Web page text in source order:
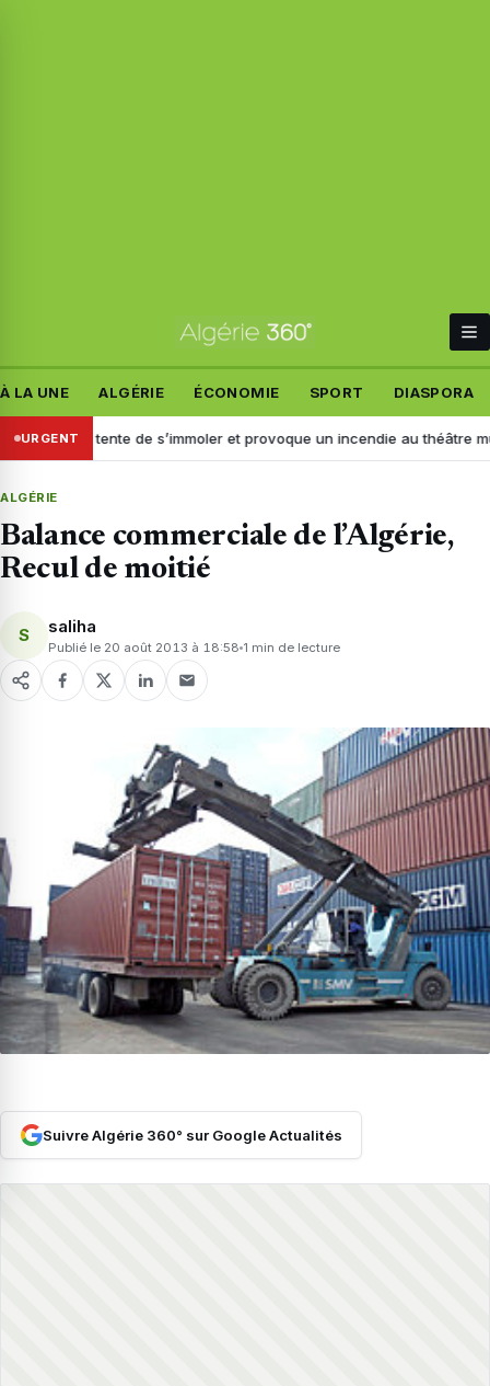
À LA UNE ALGÉRIE ÉCONOMIE SPORT DIASPORA
URGENTIl tente de s’immoler et provoque un incendie au théâtre
ALGÉRIE
Balance commerciale de l’Algérie,
Recul de moitié
S saliha
Publié le 20 août 2013 à 18:58 1 min de lecture
Suivre Algérie 360° sur Google Actualités